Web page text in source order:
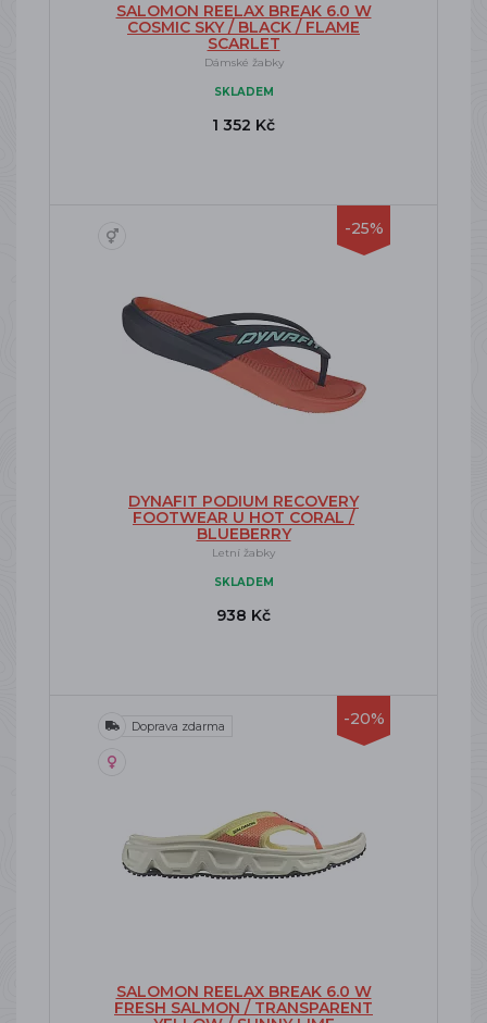
SALOMON REELAX BREAK 6.0 W
COSMIC SKY / BLACK / FLAME
SCARLET
Dámské žabky
SKLADEM
1 352 Kč
-25%
DYNAFIT PODIUM RECOVERY
FOOTWEAR U HOT CORAL /
BLUEBERRY
Letní žabky
SKLADEM
938 Kč
-20%
Doprava zdarma
SALOMON REELAX BREAK 6.0 W
FRESH SALMON / TRANSPARENT